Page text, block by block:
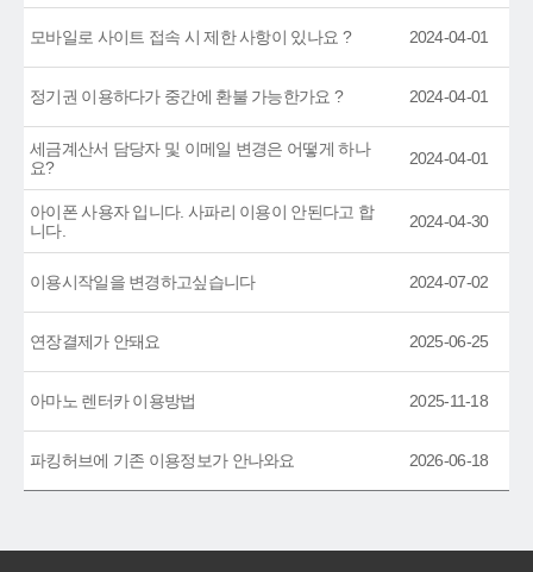
모바일로 사이트 접속 시 제한 사항이 있나요 ? 2024-04-01
정기권 이용하다가 중간에 환불 가능한가요 ? 2024-04-01
세금계산서 담당자 및 이메일 변경은 어떻게 하나
요?
2024-04-01
아이폰 사용자 입니다. 사파리 이용이 안된다고 합
니다.
2024-04-30
이용시작일을 변경하고싶습니다 2024-07-02
연장결제가 안돼요 2025-06-25
아마노 렌터카 이용방법 2025-11-18
파킹허브에 기존 이용정보가 안나와요 2026-06-18